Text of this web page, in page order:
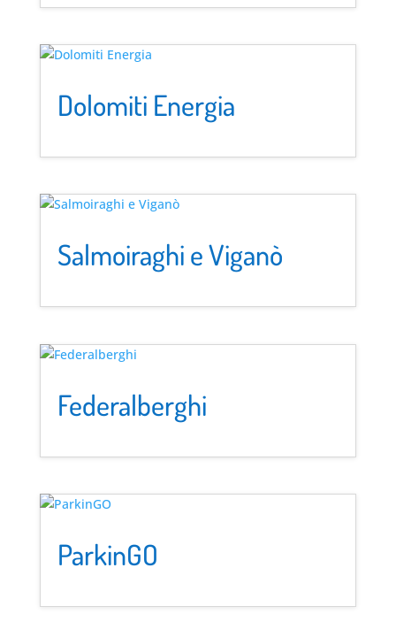
Dolomiti Energia
Salmoiraghi e Viganò
Federalberghi
ParkinGO